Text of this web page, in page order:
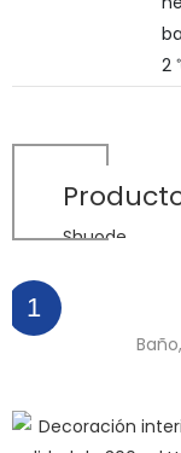
2
Shuode
1